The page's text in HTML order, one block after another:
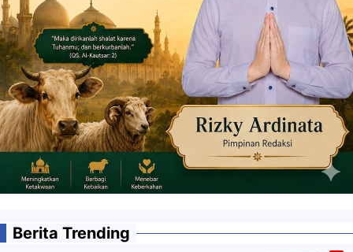
Berita Trending